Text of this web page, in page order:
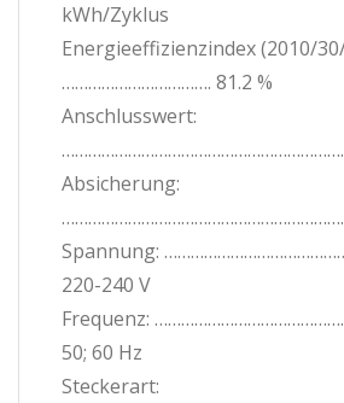
kWh/Zyklus
Energieeffizienzindex (2010/30/
……………………………. 81.2 %
Anschlusswert:
Absicherung:
Spannung:
220-240 V
Frequenz:
50; 60 Hz
Steckerart: